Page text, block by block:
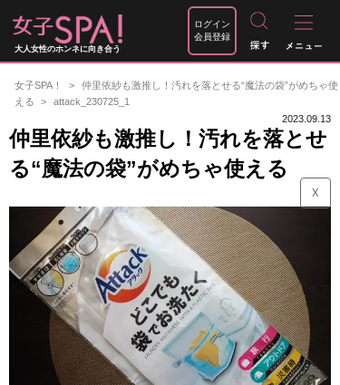
大人女性のホンネに向き合う
ログイン
会員登録
女子SPA！
仲里依紗も激推し！汚れを落とせる“魔法の袋”がめちゃ使
える
attack_230725_1
2023.09.13
仲里依紗も激推し！汚れを落とせ
る“魔法の袋”がめちゃ使える
☓